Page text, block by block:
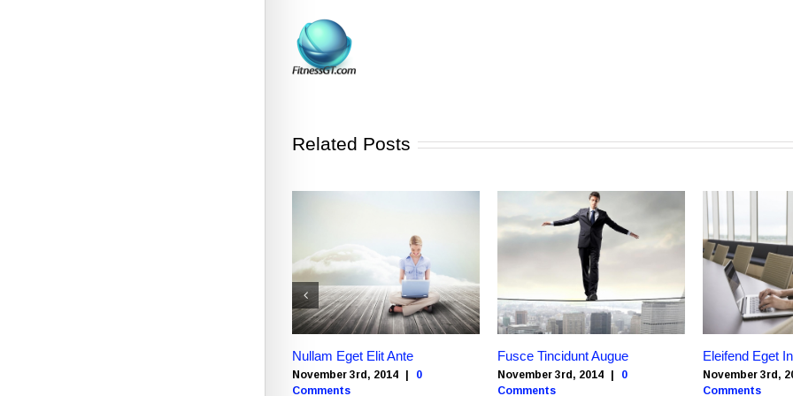
Related Posts
Nullam Eget Elit Ante
November 3rd, 2014 | 0
Comments
Fusce Tincidunt Augue
November 3rd, 2014 | 0
Comments
Eleifend Eget
November 3rd,
Comments